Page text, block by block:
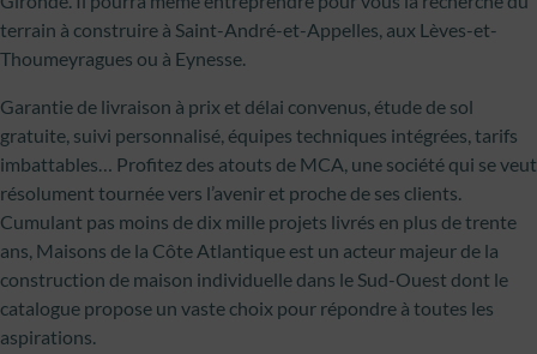
terrain à construire à Saint-André-et-Appelles, aux Lèves-et-
Thoumeyragues ou à Eynesse.
Garantie de livraison à prix et délai convenus, étude de sol
gratuite, suivi personnalisé, équipes techniques intégrées, tarifs
imbattables… Profitez des atouts de MCA, une société qui se veut
résolument tournée vers l’avenir et proche de ses clients.
Cumulant pas moins de dix mille projets livrés en plus de trente
ans, Maisons de la Côte Atlantique est un acteur majeur de la
construction de maison individuelle dans le Sud-Ouest dont le
catalogue propose un vaste choix pour répondre à toutes les
aspirations.